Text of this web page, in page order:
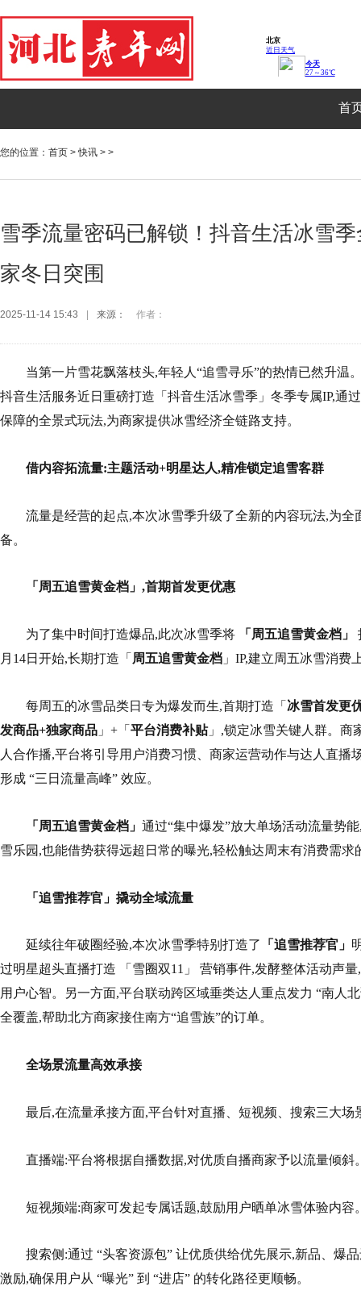
首
您的位置： 首页 >快讯 > >
雪季流量密码已解锁！抖音生活冰雪
家冬日突围
2025-11-14 15:43 来源： 作者：
当第一片雪花飘落枝头,年轻人“追雪寻乐”的热情已然升温
抖音生活服务近日重磅打造「抖音生活冰雪季」冬季专属IP,通
保障的全景式玩法,为商家提供冰雪经济全链路支持。
借内容拓流量:主题活动+明星达人,精准锁定追雪客群
流量是经营的起点,本次冰雪季升级了全新的内容玩法,为全
备。
「周五追雪黄金档」,首期首发更优惠
为了集中时间打造爆品,此次冰雪季将 「周五追雪黄金档」
月14日开始,长期打造「 周五追雪黄金档 」IP,建立周五冰雪消费
每周五的冰雪品类日专为爆发而生,首期打造「 冰雪首发更
发商品+独家商品 」+「 平台消费补贴」,锁定冰雪关键人群。商
人合作播,平台将引导用户消费习惯、商家运营动作与达人直播
形成 “三日流量高峰” 效应。
「周五追雪黄金档」 通过“集中爆发”放大单场活动流量势
雪乐园,也能借势获得远超日常的曝光,轻松触达周末有消费需求
「追雪推荐官」撬动全域流量
延续往年破圈经验,本次冰雪季特别打造了 「追雪推荐官」
过明星超头直播打造 「雪圈双11」 营销事件,发酵整体活动声
用户心智。另一方面,平台联动跨区域垂类达人重点发力 “南人
全覆盖,帮助北方商家接住南方“追雪族”的订单。
全场景流量高效承接
最后,在流量承接方面,平台针对直播、短视频、搜索三大场
直播端:平台将根据自播数据,对优质自播商家予以流量倾斜
短视频端:商家可发起专属话题,鼓励用户晒单冰雪体验内容
搜索侧:通过 “头客资源包” 让优质供给优先展示,新品、爆
激励,确保用户从 “曝光” 到 “进店” 的转化路径更顺畅。